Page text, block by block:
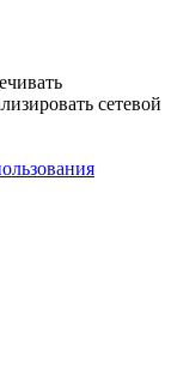
сетевой